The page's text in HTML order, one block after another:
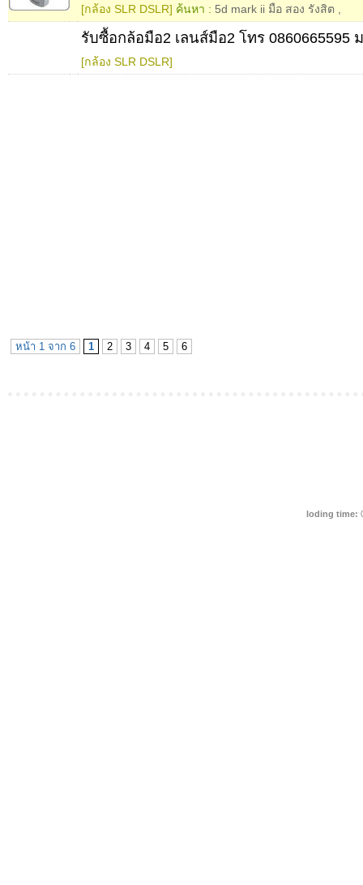
[กล้อง SLR DSLR] ค้นหา : 5d mark ii มือ สอง รังสิต
รับซื้อกล้อมือ2 เลนส์มือ2 โทร 0860665595
[กล้อง SLR DSLR]
หน้า 1 จาก 6 1 2 3 4 5 6
loding time: